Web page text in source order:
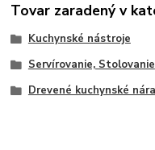
Tovar zaradený v
Kuchynské nástroje
Servírovanie, Stolovanie
Drevené kuchynské